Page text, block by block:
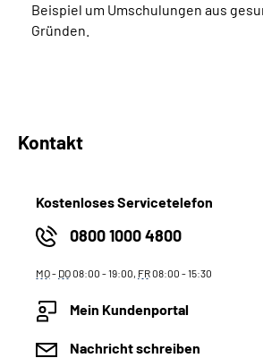
Beispiel um Umschulungen aus
Gründen.
Kontakt
Kostenloses Servicetelefon
0800 1000 4800
MO- DO08:00 - 19:00, FR08:00 - 15:30
Mein Kundenportal
Nachricht schreiben